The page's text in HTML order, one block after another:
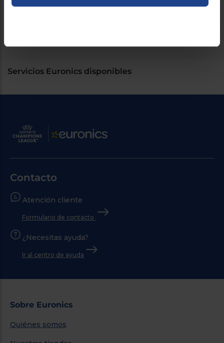
Servicios Euronics disponibles
Contacto
Atención cliente
Formulario de contacto
¿Necesitas ayuda?
Ir al centro de ayuda
Sobre Euronics
Quiénes somos